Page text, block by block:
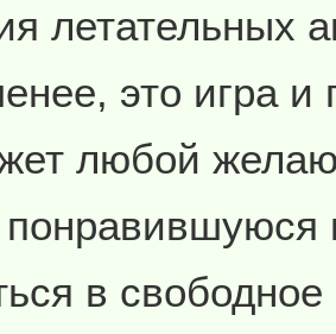
летательных
это игра и
любой
в